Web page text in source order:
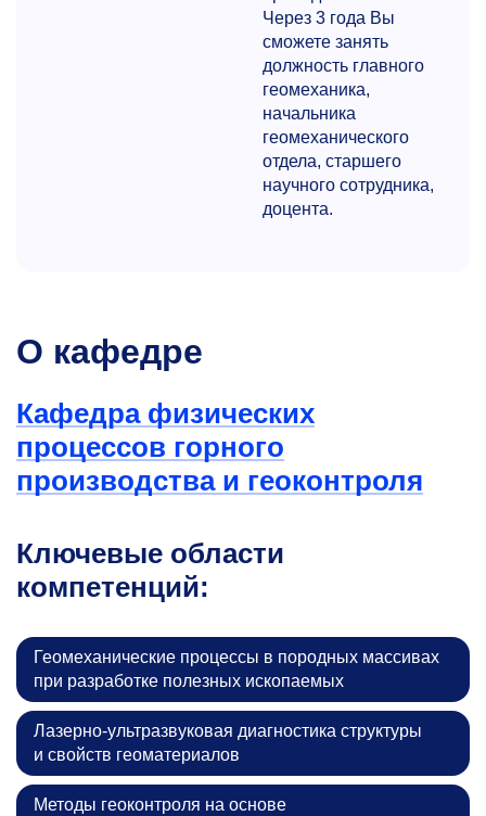
Через 3 года Вы
сможете занять
должность главного
геомеханика,
начальника
геомеханического
отдела, старшего
научного сотрудника,
доцента.
О кафедре
Кафедра физических
процессов горного
производства и геоконтроля
Ключевые области
компетенций:
Геомеханические процессы в породных массивах
при разработке полезных ископаемых
Лазерно-ультразвуковая диагностика структуры
и свойств геоматериалов
Методы геоконтроля на основе